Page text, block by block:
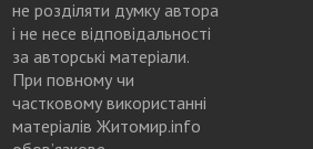
не розділяти думку автора
і не несе відповідальності
за авторські матеріали.
При повному чи
частковому використанні
матеріалів Житомир.info